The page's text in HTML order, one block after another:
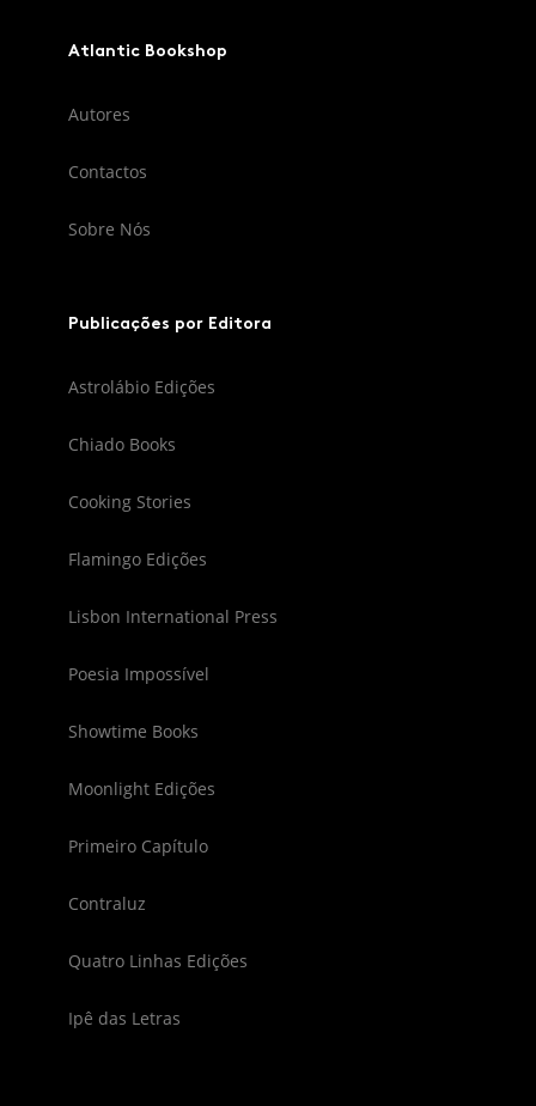
Atlantic Bookshop
Autores
Contactos
Sobre Nós
Publicações por Editora
Astrolábio Edições
Chiado Books
Cooking Stories
Flamingo Edições
Lisbon International Press
Poesia Impossível
Showtime Books
Moonlight Edições
Primeiro Capítulo
Contraluz
Quatro Linhas Edições
Ipê das Letras